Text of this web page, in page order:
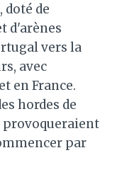
doté de
d'arènes
vers la
avec
en France.
hordes de
provoqueraient
par